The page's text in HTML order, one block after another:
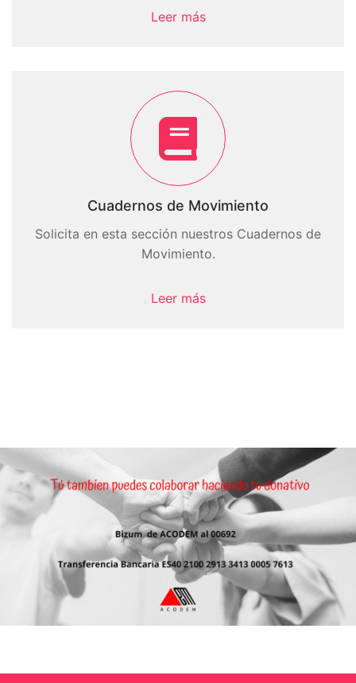
Leer más
Cuadernos de Movimiento
Solicita en esta sección nuestros Cuadernos de
Movimiento.
Leer más